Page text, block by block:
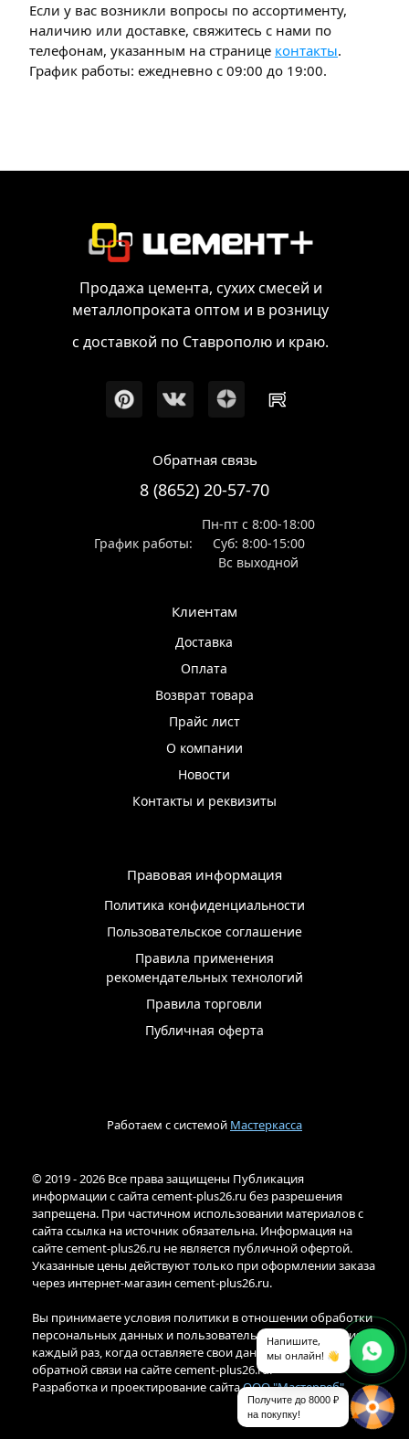
Если у вас возникли вопросы по ассортименту,
наличию или доставке, свяжитесь с нами по
телефонам, указанным на странице контакты.
График работы: ежедневно с 09:00 до 19:00.
Продажа цемента, сухих смесей и
металлопроката оптом и в розницу
с доставкой по Ставрополю и краю.
Обратная связь
8 (8652) 20-57-70
График работы:
Пн-пт с 8:00-18:00
Суб: 8:00-15:00
Вс выходной
Клиентам
Доставка
Оплата
Возврат товара
Прайс лист
О компании
Новости
Контакты и реквизиты
Правовая информация
Политика конфиденциальности
Пользовательское соглашение
Правила применения
рекомендательных технологий
Правила торговли
Публичная оферта
Работаем с системой Мастеркасса
© 2019 - 2026 Все права защищены Публикация
информации с сайта cement-plus26.ru без разрешения
запрещена. При частичном использовании материалов с
сайта ссылка на источник обязательна. Информация на
сайте cement-plus26.ru не является публичной офертой.
Указанные цены действуют только при оформлении заказа
через интернет-магазин cement-plus26.ru.
Вы принимаете условия политики в отношении обработки
персональных данных и пользовательского соглашения
каждый раз, когда оставляете свои данные в любой форме
обратной связи на сайте cement-plus26.ru.
Разработка и проектирование сайтаООО "Мастервеб"
Напишите,
мы онлайн! 👋
Получите до 8000 ₽
на покупку!